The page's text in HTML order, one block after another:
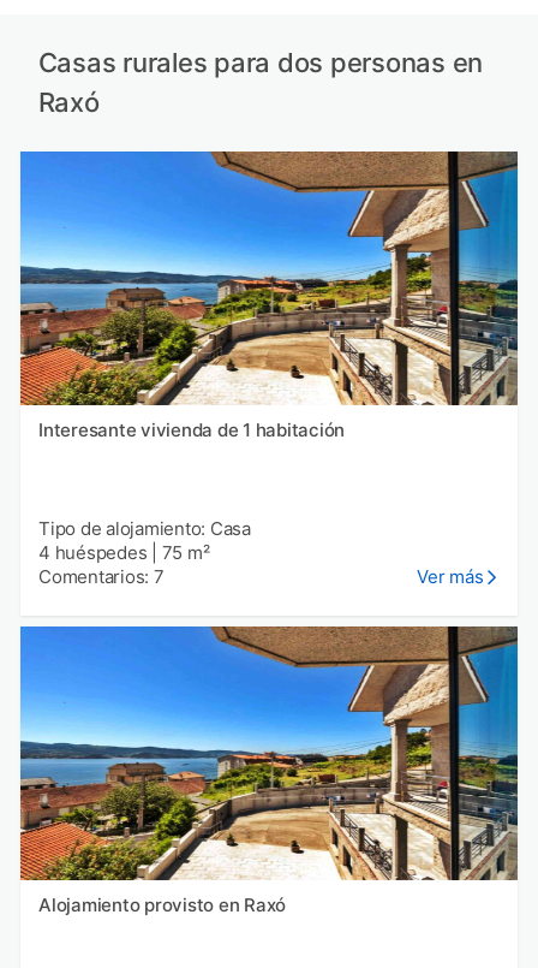
Casas rurales para dos personas en
Raxó
Interesante vivienda de 1 habitación
Tipo de alojamiento: Casa
4 huéspedes
75 m²
Comentarios: 7
Ver más
Alojamiento provisto en Raxó